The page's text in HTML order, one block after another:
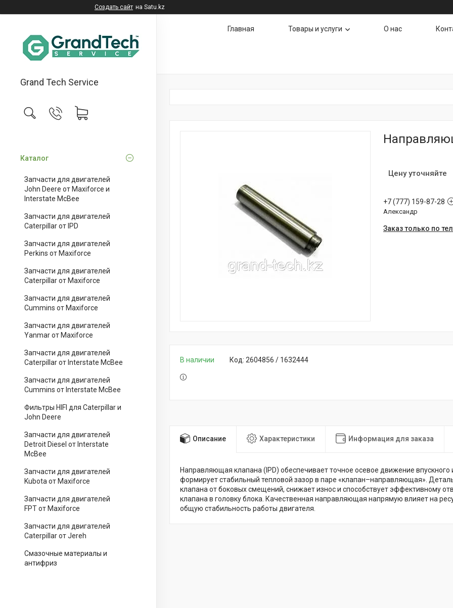
Создать сайт на Satu.kz
Grand Tech Service
Каталог
Запчасти для двигателей
John Deere от Maxiforce и
Interstate McBee
Запчасти для двигателей
Caterpillar от IPD
Запчасти для двигателей
Perkins от Maxiforce
Запчасти для двигателей
Caterpillar от Maxiforce
Запчасти для двигателей
Cummins от Maxiforce
Запчасти для двигателей
Yanmar от Maxiforce
Запчасти для двигателей
Caterpillar от Interstate McBee
Запчасти для двигателей
Cummins от Interstate McBee
Фильтры HIFI для Caterpillar и
John Deere
Запчасти для двигателей
Detroit Diesel от Interstate
McBee
Запчасти для двигателей
Kubota от Maxiforce
Запчасти для двигателей
FPT от Maxiforce
Запчасти для двигателей
Caterpillar от Jereh
Смазочные материалы и
антифриз
Главная Товары и услуги О нас
Цену уточняйте
+7 (777) 159-87-28
Александр
Заказ только по
В наличии Код: 2604856 / 1632444
Описание Характеристики Информация для заказа
Направляющая клапана (IPD) обеспечивает точное осевое движение впускного
формирует стабильный тепловой зазор в паре «клапан–направляющая».
клапана от боковых смещений, снижает износ и способствует эффективному
клапана в головку блока. Качественная направляющая напрямую влияет на
общую стабильность работы двигателя.